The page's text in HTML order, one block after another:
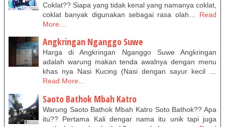
Coklat?? Siapa yang tidak kenal yang namanya coklat,
coklat banyak digunakan sebagai rasa olah…
Read
More...
Angkringan Nganggo Suwe
Harga di Angkringan Nganggo Suwe Angkringan
adalah warung makan tenda awalnya dengan menu
khas nya Nasi Kucing (Nasi dengan sayur kecil …
Read More...
Saoto Bathok Mbah Katro
Warung Saoto Bathok Mbah Katro Soto Bathok?? Apa
itu?? Pertama Kali dengar nama itu unik tapi juga